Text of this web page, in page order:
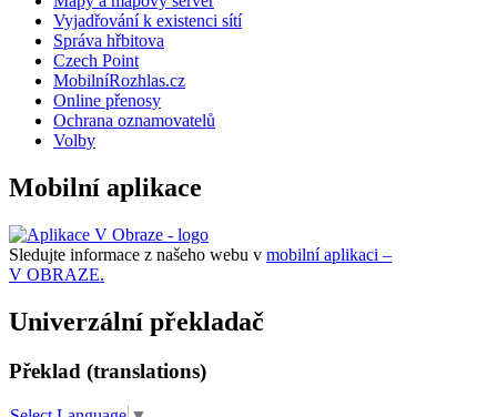
Vyjadřování k existenci sítí
Správa hřbitova
Czech Point
MobilníRozhlas.cz
Online přenosy
Ochrana oznamovatelů
Volby
Mobilní aplikace
Sledujte informace z našeho webu v mobilní aplikaci –
V OBRAZE.
Univerzální překladač
Překlad (translations)